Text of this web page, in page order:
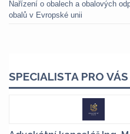
Nařízení o obalech a obalových
obalů v Evropské unii